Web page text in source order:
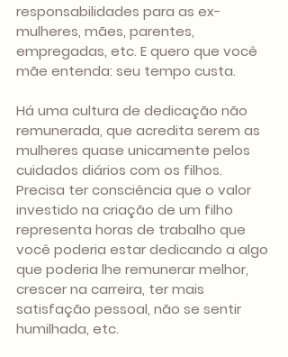
responsabilidades para as ex-
mulheres, mães, parentes,
empregadas, etc. E quero que você
mãe entenda: seu tempo custa.
Há uma cultura de dedicação não
remunerada, que acredita serem as
mulheres quase unicamente pelos
cuidados diários com os filhos.
Precisa ter consciência que o valor
investido na criação de um filho
representa horas de trabalho que
você poderia estar dedicando a algo
que poderia lhe remunerar melhor,
crescer na carreira, ter mais
satisfação pessoal, não se sentir
humilhada, etc.